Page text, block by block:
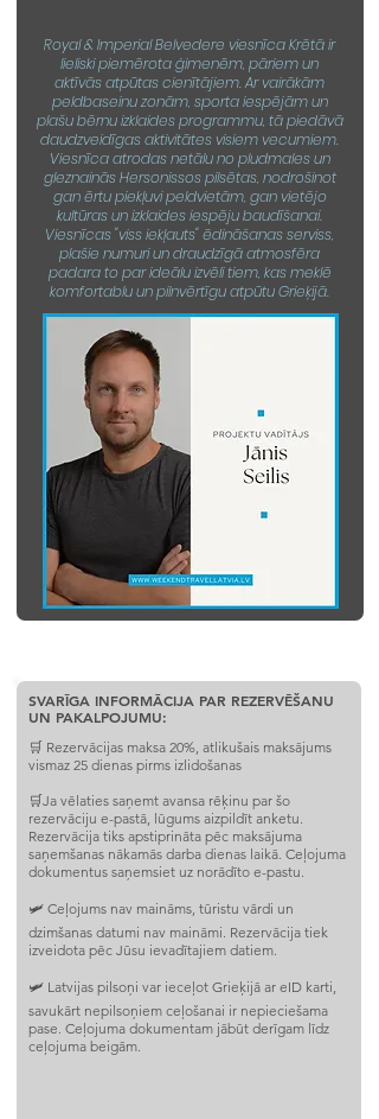
Royal & Imperial Belvedere viesnīca Krētā ir
lieliski piemērota ģimenēm, pāriem un
aktīvās atpūtas cienītājiem. Ar vairākām
peldbaseinu zonām, sporta iespējām un
plašu bērnu izklaides programmu, tā piedāvā
daudzveidīgas aktivitātes visiem vecumiem.
Viesnīca atrodas netālu no pludmales un
gleznainās Hersonissos pilsētas, nodrošinot
gan ērtu piekļuvi peldvietām, gan vietējo
kultūras un izklaides iespēju baudīšanai.
Viesnīcas "viss iekļauts" ēdināšanas serviss,
plašie numuri un draudzīgā atmosfēra
padara to par ideālu izvēli tiem, kas meklē
komfortablu un pilnvērtīgu atpūtu Grieķijā.
SVARĪGA INFORMĀCIJA PAR REZERVĒŠANU
UN PAKALPOJUMU:
🛒 Rezervācijas maksa 20%, atlikušais maksājums
vismaz 25 dienas pirms izlidošanas
🛒Ja vēlaties saņemt avansa rēķinu par šo
rezervāciju e-pastā, lūgums aizpildīt anketu.
Rezervācija tiks apstiprināta pēc maksājuma
saņemšanas nākamās darba dienas laikā. Ceļojuma
dokumentus saņemsiet uz norādīto e-pastu.
🛩 Ceļojums nav maināms, tūristu vārdi un
dzimšanas datumi nav maināmi. Rezervācija tiek
izveidota pēc Jūsu ievadītajiem datiem.
🛩 Latvijas pilsoņi var ieceļot Grieķijā ar eID karti,
savukārt nepilsoņiem ceļošanai ir nepieciešama
pase. Ceļojuma dokumentam jābūt derīgam līdz
ceļojuma beigām.